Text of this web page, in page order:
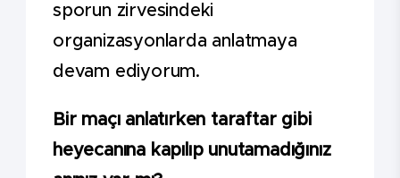
sporun zirvesindeki
organizasyonlarda anlatmaya
devam ediyorum.
Bir maçı anlatırken taraftar gibi
heyecanına kapılıp unutamadığınız